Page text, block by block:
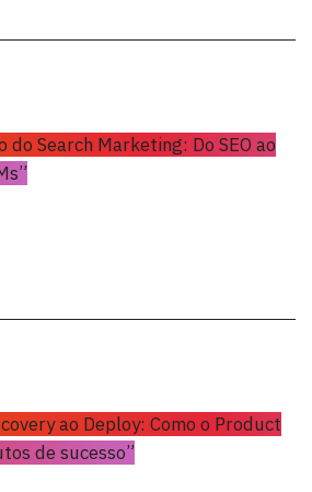
Search Marketing: Do SEO ao
ao Deploy: Como o Product
de sucesso”